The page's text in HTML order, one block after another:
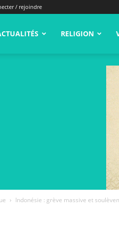
/ rejoindre
RELIGION
Indonésie : grève massive et